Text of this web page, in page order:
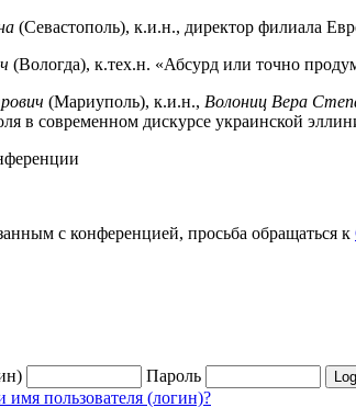
(Севастополь), к.и.н., директор филиала
(Вологда), к.тех.н. «Абсурд или точно
(Мариуполь), к.и.н., Волониц Вера
в современном дискурсе украинской
с конференцией, просьба обращаться к
Пароль
имя пользователя (логин)?